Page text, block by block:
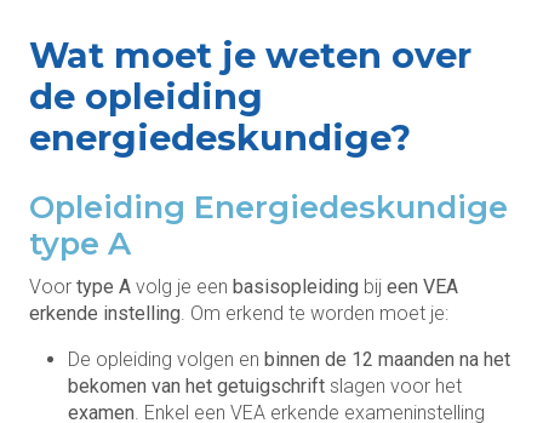
Wat moet je weten over
de opleiding
energiedeskundige?
Opleiding Energiedeskundige
type A
Voor type A volg je een basisopleiding bij een VEA
erkende instelling . Om erkend te worden moet je:
De opleiding volgen en binnen de 12 maanden na het
bekomen van het getuigschrift slagen voor het
examen . Enkel een VEA erkende exameninstelling